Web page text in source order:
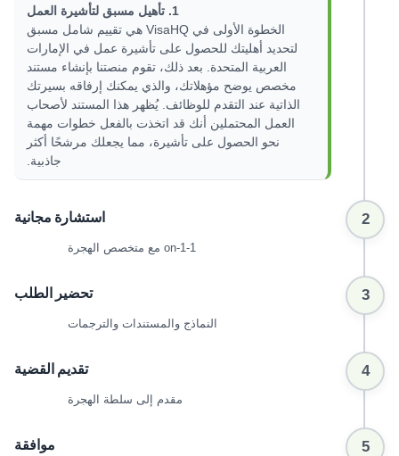
1. تأهيل مسبق لتأشيرة العمل
الخطوة الأولى في VisaHQ هي تقييم شامل مسبق
لتحديد أهليتك للحصول على تأشيرة عمل في الإمارات
العربية المتحدة. بعد ذلك، تقوم منصتنا بإنشاء مستند
مخصص يوضح مؤهلاتك، والذي يمكنك إرفاقه بسيرتك
الذاتية عند التقدم للوظائف. يُظهر هذا المستند لأصحاب
العمل المحتملين أنك قد اتخذت بالفعل خطوات مهمة
نحو الحصول على تأشيرة، مما يجعلك مرشحًا أكثر
جاذبية.
2 استشارة مجانية
1-on-1 مع متخصص الهجرة
3 تحضير الطلب
النماذج والمستندات والترجمات
4 تقديم القضية
مقدم إلى سلطة الهجرة
5 موافقة